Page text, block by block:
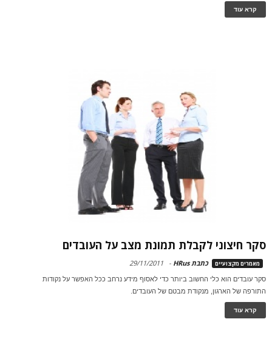
קרא עוד
סקר חיצוני לקבלת תמונת מצב על העובדים
מאמרים מקצועיים כתבת HRus -
29/11/2011
סקר עובדים הוא כלי החשוב ביותר כדי לאסוף מידע נרחב ככל האפשר על נקודות
התורפה של הארגון, מנקודת מבטם של העובדים.
קרא עוד